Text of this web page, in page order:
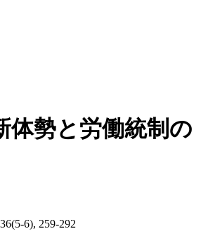
体勢と労働統制の
6), 259-292